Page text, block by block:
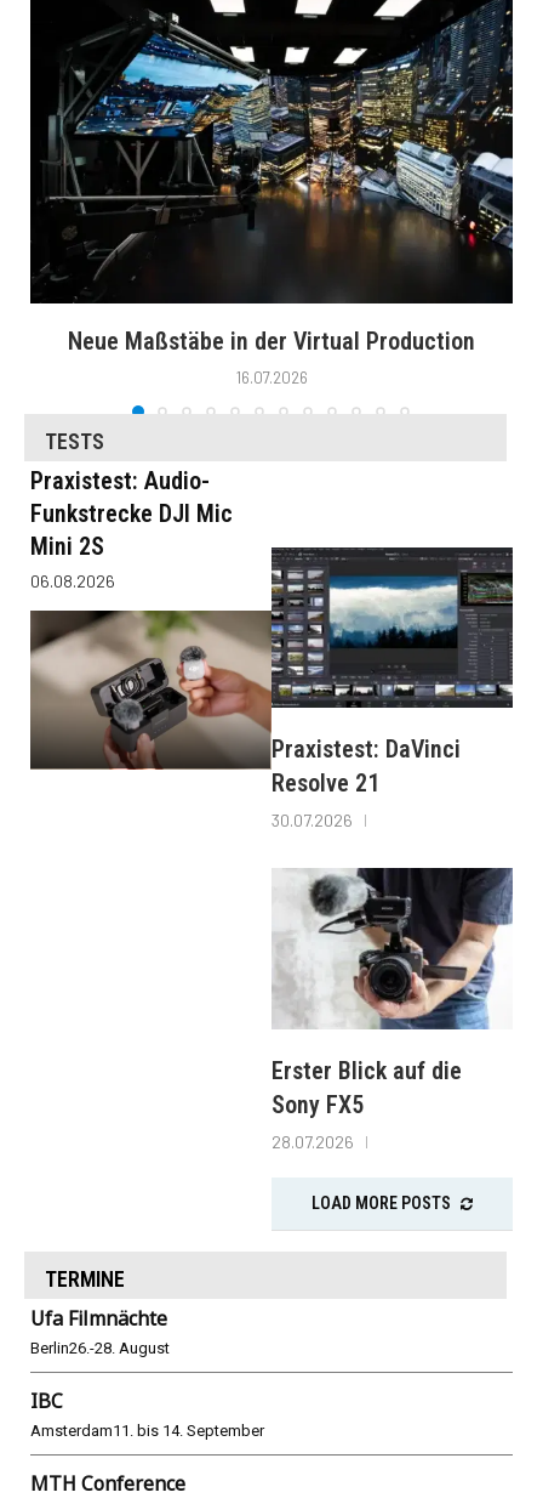
Neue Maßstäbe in der Virtual Production
16.07.2026
TESTS
Praxistest: Audio-
Funkstrecke DJI Mic
Mini 2S
06.08.2026
Praxistest: DaVinci
Resolve 21
30.07.2026
Erster Blick auf die
Sony FX5
28.07.2026
LOAD MORE POSTS
TERMINE
Ufa Filmnächte
Berlin26.-28. August
IBC
Amsterdam11. bis 14. September
MTH Conference